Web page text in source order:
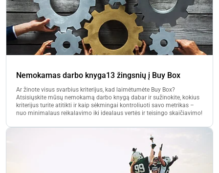
Nemokamas darbo knyga13 žingsnių į Buy Box
Ar žinote visus svarbius kriterijus, kad laimėtumėte Buy Box?
Atsisiųskite mūsų nemokamą darbo knygą dabar ir sužinokite, kokius
kriterijus turite atitikti ir kaip sėkmingai kontroliuoti savo metrikas –
nuo minimalaus reikalavimo iki idealaus vertės ir teisingo skaičiavimo!